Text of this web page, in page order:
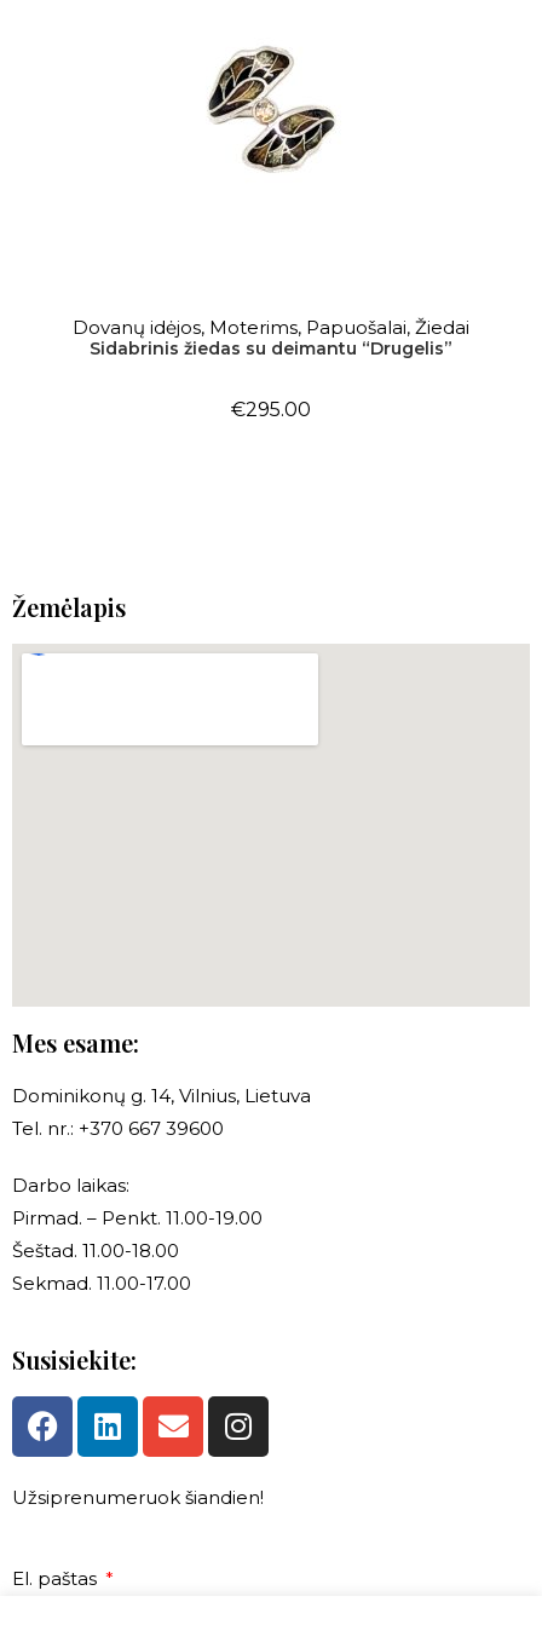
Į KREPŠELĮ
Dovanų idėjos, Moterims, Papuošalai, Žiedai
Sidabrinis žiedas su deimantu “Drugelis”
€295.00
Žemėlapis
Mes esame:
Dominikonų g. 14, Vilnius, Lietuva
Tel. nr.: +370 667 39600
Darbo laikas:
Pirmad. – Penkt. 11.00-19.00
Šeštad. 11.00-18.00
Sekmad. 11.00-17.00
Susisiekite:
Užsiprenumeruok šiandien!
El. paštas